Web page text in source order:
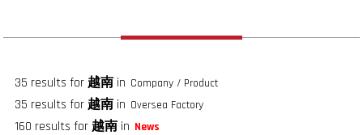
35 results for越南in Company / Product
35 results for越南in Oversea Factory
160 results for越南in News